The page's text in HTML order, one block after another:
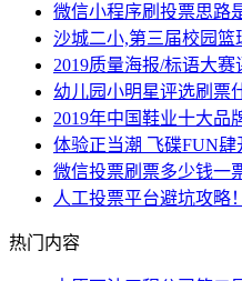
微信小程序刷投票思路
沙城二小,第三届校园篮
2019质量海报/标语大赛
幼儿园小明星评选刷票
2019年中国鞋业十大品
体验正当潮 飞碟FUN肆
微信投票刷票多少钱一
人工投票平台避坑攻略
热门内容